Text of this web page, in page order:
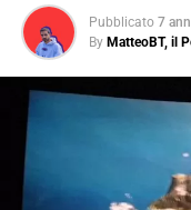
Pubblicato 7
By MatteoBT, il